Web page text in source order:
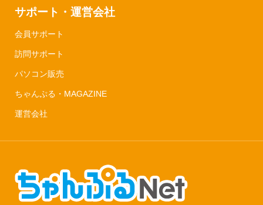
サポート・運営会社
会員サポート
訪問サポート
パソコン販売
ちゃんぷる・MAGAZINE
運営会社